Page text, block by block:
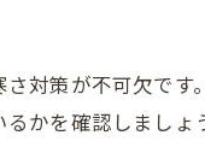
を豊かにするため
対策が不可欠で
かを確認しまし